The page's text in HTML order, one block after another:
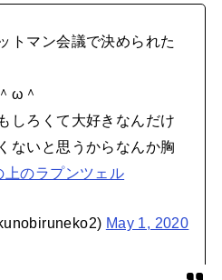
トマン会議で決められた
ω＾
しろくて大好きなんだけ
ないと思うからなんか胸
上のラプンツェル
May 1, 2020